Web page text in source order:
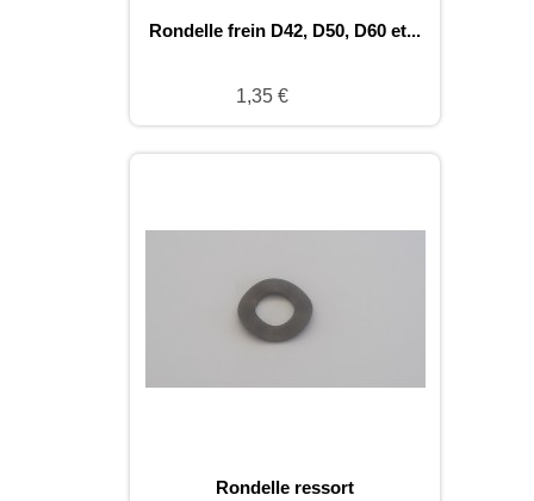
Rondelle frein D42, D50, D60 et...
1,35 €
Rondelle ressort